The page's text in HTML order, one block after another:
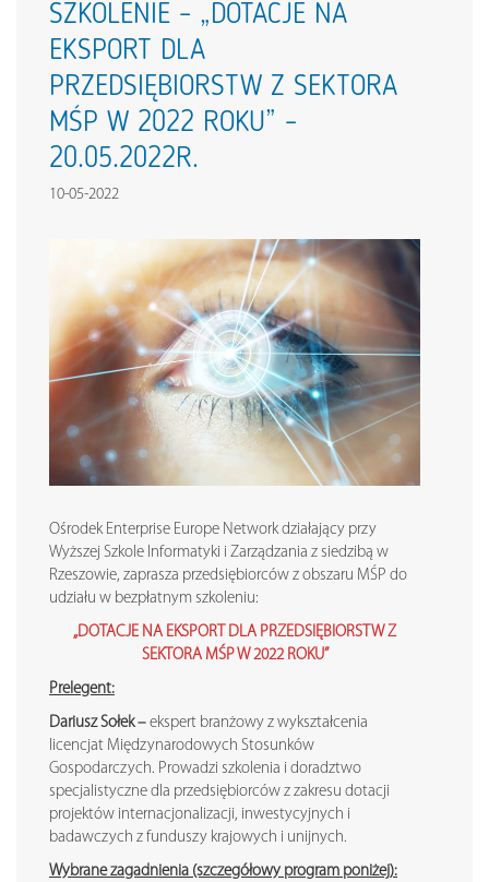
SZKOLENIE – „DOTACJE NA
EKSPORT DLA
PRZEDSIĘBIORSTW Z SEKTORA
MŚP W 2022 ROKU” –
20.05.2022R.
10-05-2022
Ośrodek Enterprise Europe Network działający przy
Wyższej Szkole Informatyki i Zarządzania z siedzibą w
Rzeszowie, zaprasza przedsiębiorców z obszaru MŚP do
udziału w bezpłatnym szkoleniu:
„DOTACJE NA EKSPORT DLA PRZEDSIĘBIORSTW Z
SEKTORA MŚP W 2022 ROKU”
Prelegent:
Dariusz Sołek – ekspert branżowy z wykształcenia
licencjat Międzynarodowych Stosunków
Gospodarczych. Prowadzi szkolenia i doradztwo
specjalistyczne dla przedsiębiorców z zakresu dotacji
projektów internacjonalizacji, inwestycyjnych i
badawczych z funduszy krajowych i unijnych.
Wybrane zagadnienia (szczegółowy program poniżej):